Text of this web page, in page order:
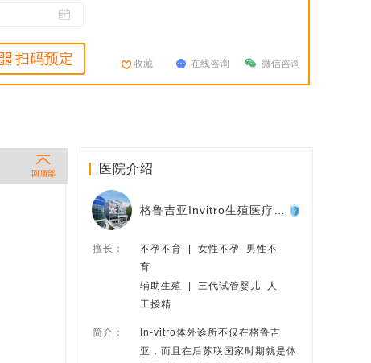
扫码预定 收藏 在线咨询 微信咨询
回顶部 医院介绍
擅长：
不孕不育  |  女性不孕  男性不
育
辅助生殖  |  三代试管婴儿  人
工授精
简介：
In-vitro体外诊所不仅在格鲁吉
亚，而且在后苏联国家时期就是体